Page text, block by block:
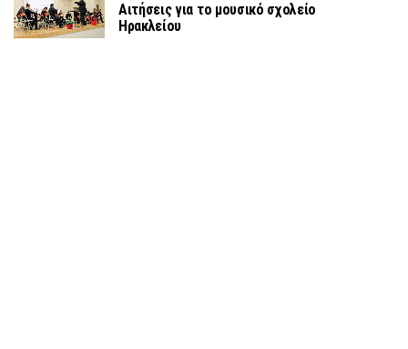
Αιτήσεις για το μουσικό σχολείο
Ηρακλείου